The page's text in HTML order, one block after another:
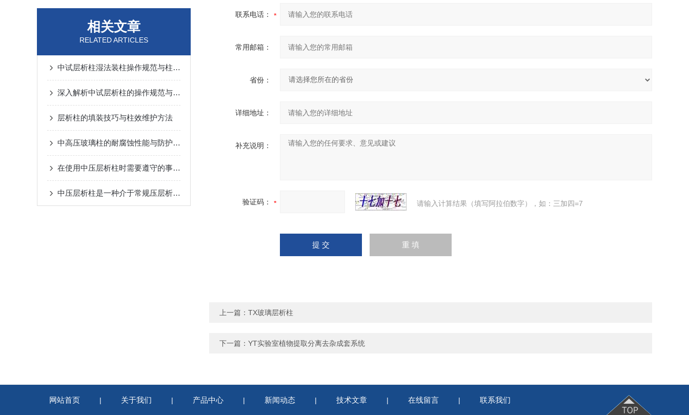
相关文章
RELATED ARTICLES
中试层析柱湿法装柱操作规范与柱效验证方法解析
深入解析中试层析柱的操作规范与日常维护保养要点
层析柱的填装技巧与柱效维护方法
中高压玻璃柱的耐腐蚀性能与防护措施
在使用中压层析柱时需要遵守的事项分享
中压层析柱是一种介于常规压层析柱和制备层析柱之间的色谱仪器
联系电话：
常用邮箱：
省份：
详细地址：
补充说明：
验证码： 请输入计算结果（填写阿拉伯数字），如：三加四=7
上一篇： TX玻璃层析柱
下一篇： YT实验室植物提取分离去杂成套系统
网站首页 | 关于我们 | 产品中心 | 新闻动态 | 技术文章 | 在线留言 | 联系我们